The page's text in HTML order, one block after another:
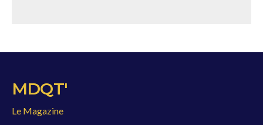
MDQT'
Le Magazine